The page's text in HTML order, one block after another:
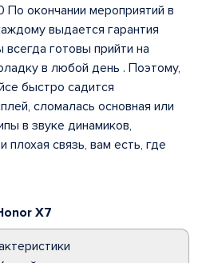
X7
окончании мероприятий в
выдается гарантия
готовы прийти на
в любой день . Поэтому,
быстро садится
сломалась основная или
в звуке динамиков,
связь, вам есть, где